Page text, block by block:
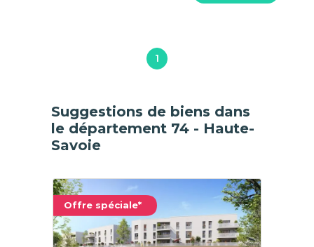
1
Suggestions de biens dans
le département 74 - Haute-
Savoie
Offre spéciale*